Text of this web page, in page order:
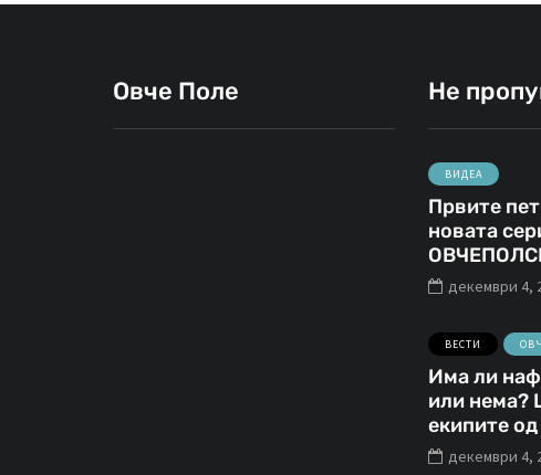
Овче Поле Не
ВИДЕА
Првите
новата
декември 4,
ВЕСТИ
Има ли
или нема?
екипите
декември 4,